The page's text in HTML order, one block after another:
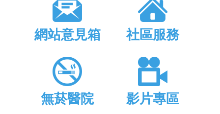
網站意見箱 社區服務
無菸醫院 影片專區